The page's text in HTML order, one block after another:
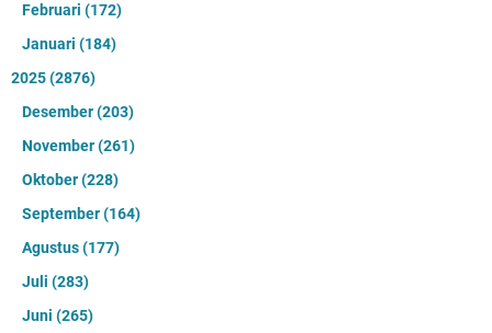
Februari (172)
Januari (184)
2025(2876)
Desember(203)
November(261)
Oktober(228)
September(164)
Agustus(177)
Juli (283)
Juni (265)